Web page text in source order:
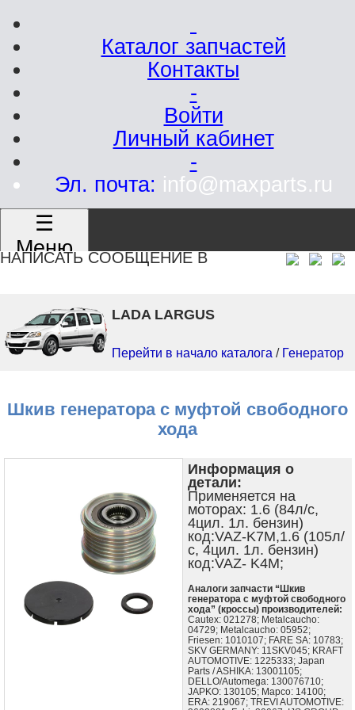
Каталог запчастей
Контакты
-
Войти
Личный кабинет
-
Эл. почта: info@maxparts.ru
☰
Меню
НАПИСАТЬ СООБЩЕНИЕ В
LADA LARGUS
Перейти в начало каталога / Генератор
Шкив генератора с муфтой свободного
хода
Информация о
детали:
Применяется на
моторах: 1.6 (84л/с,
4цил. 1л. бензин)
код:VAZ-K7M,1.6 (105л/
с, 4цил. 1л. бензин)
код:VAZ- K4M;
Аналоги запчасти “Шкив
генератора с муфтой свободного
хода” (кроссы) производителей:
Cautex: 021278; Metalcaucho:
04729; Metalcaucho: 05952;
Friesen: 1010107; FARE SA: 10783;
SKV GERMANY: 11SKV045; KRAFT
AUTOMOTIVE: 1225333; Japan
Parts / ASHIKA: 13001105;
DELLO/Automega: 130076710;
JAPKO: 130105; Mapco: 14100;
ERA: 219067; TREVI AUTOMOTIVE: